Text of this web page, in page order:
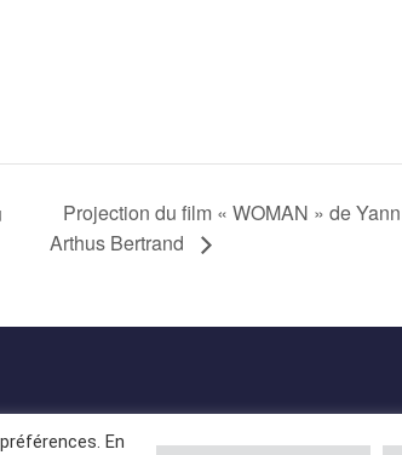
Projection du film « WOMAN » de Yann
Arthus Bertrand
En